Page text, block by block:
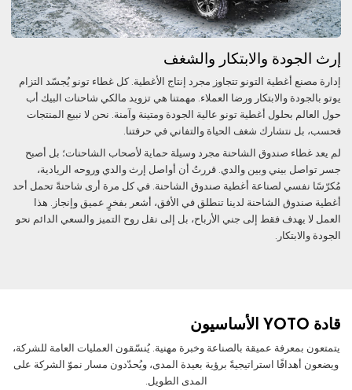
إرث الجودة والابتكار والشغف
إدارة مصنع أغطية التونو تتجاوز مجرد إنتاج الأغطية. كل غطاء تونو يُجسّد التزام
يوتو بالجودة والابتكار ورضا العملاء. مهمتنا هي تزويد مالكي شاحنات البيك أب
حول العالم بحلول أغطية تونو عالية الجودة ومتينة وآمنة. نحن لا نبيع المنتجات
فحسب، بل نتشارك شغف الحياة والتفاني في حرفتنا.
لم يعد غطاء صندوق الشاحنة مجرد وسيلة حماية لأصحاب الشاحنات؛ بل أصبح
جسر تواصل بيني وبين والدي. قررتُ أن أواصل إرث والدي وروحه الريادية،
مُكرّسًا نفسي لصناعة أغطية صندوق الشاحنة. في كل مرة أرى شاحنةً تحمل أحد
أغطية صندوق الشاحنة لدينا تنطلق في الأفق، أشعر بفخرٍ عميق وإنجاز. هذا
العمل لا يهدف فقط إلى جني الأرباح، بل إلى نقل روح التميز والسعي الدائم نحو
الجودة والابتكار.
قادة YOTO الأساسيون
يتمتعون بمعرفة عميقة بالصناعة وخبرة مهنية. يُنسّقون العمليات العامة للشركة،
ويضعون أهدافًا استراتيجيةً برؤية بعيدة المدى، ويُحدّدون مسار نموّ الشركة على
المدى الطويل.